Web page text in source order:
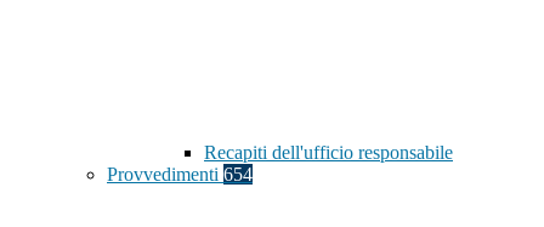
Recapiti dell'ufficio responsabile
Provvedimenti 654